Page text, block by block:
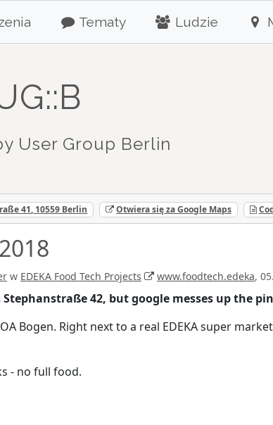
Tematy Ludzie
User Group Berlin
41, 10559 Berlin Otwiera się za Google Maps
w EDEKA Food Tech Projects www.foodtech.edeka,
42, but google messes up the
Bogen. Right next to a real EDEKA super
- no full food.